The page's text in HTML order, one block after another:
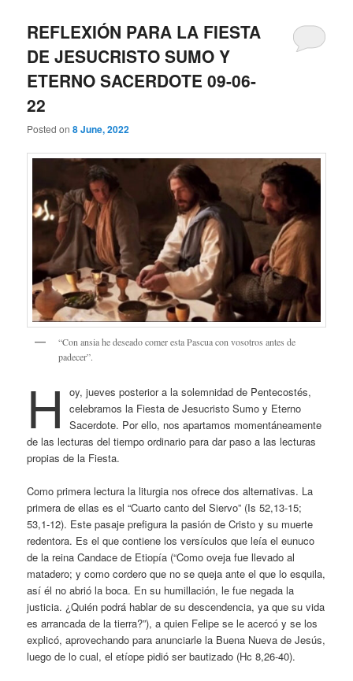
REFLEXIÓN PARA LA FIESTA
DE JESUCRISTO SUMO Y
ETERNO SACERDOTE 09-06-
22
Posted on8 June, 2022
“Con ansia he deseado comer esta Pascua con vosotros antes de
padecer”.
H
oy, jueves posterior a la solemnidad de Pentecostés,
celebramos la Fiesta de Jesucristo Sumo y Eterno
Sacerdote. Por ello, nos apartamos momentáneamente
de las lecturas del tiempo ordinario para dar paso a las lecturas
propias de la Fiesta.
Como primera lectura la liturgia nos ofrece dos alternativas. La
primera de ellas es el “Cuarto canto del Siervo” (Is 52,13-15;
53,1-12). Este pasaje prefigura la pasión de Cristo y su muerte
redentora. Es el que contiene los versículos que leía el eunuco
de la reina Candace de Etiopía (“Como oveja fue llevado al
matadero; y como cordero que no se queja ante el que lo esquila,
así él no abrió la boca. En su humillación, le fue negada la
justicia. ¿Quién podrá hablar de su descendencia, ya que su vida
es arrancada de la tierra?”), a quien Felipe se le acercó y se los
explicó, aprovechando para anunciarle la Buena Nueva de Jesús,
luego de lo cual, el etíope pidió ser bautizado (Hc 8,26-40).